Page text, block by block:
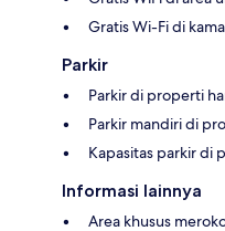
Gratis Wi-Fi di
Parkir
Parkir di properti
Parkir mandiri di
Kapasitas parkir di
Informasi lainnya
Area khusus